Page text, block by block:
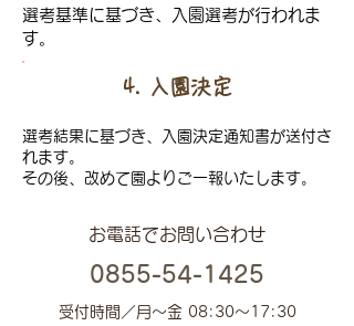
選考基準に基づき、入園選考が行われま
す。
4. 入園決定
選考結果に基づき、入園決定通知書が送付さ
れます。
​その後、改めて園よりご一報いたします。
お電話でお問い合わせ
0855-54-1425
受付時間／月〜金 08:30〜17:30